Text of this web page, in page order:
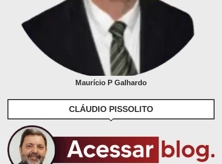
Maurício P Galhardo
CLÁUDIO PISSOLITO